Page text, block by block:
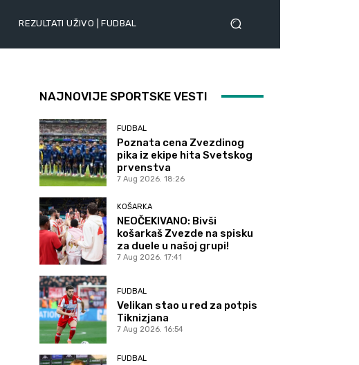
REZULTATI UŽIVO | FUDBAL
NAJNOVIJE SPORTSKE VESTI
FUDBAL
Poznata cena Zvezdinog
pika iz ekipe hita Svetskog
prvenstva
7 Aug 2026. 18:26
KOŠARKA
NEOČEKIVANO: Bivši
košarkaš Zvezde na spisku
za duele u našoj grupi!
7 Aug 2026. 17:41
FUDBAL
Velikan stao u red za potpis
Tiknizjana
7 Aug 2026. 16:54
FUDBAL